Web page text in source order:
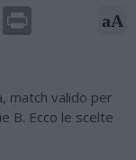
Email aA
match valido per
B. Ecco le scelte